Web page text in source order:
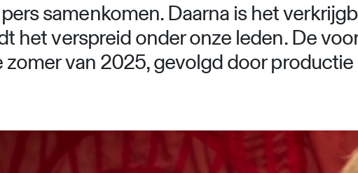
samenkomen. Daarna is het
het verspreid onder onze leden. De
van 2025, gevolgd door productie